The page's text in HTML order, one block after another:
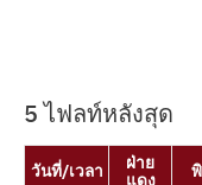
5 ไฟลท์หลังสุด
วันที่/เวลา ฝ่าย